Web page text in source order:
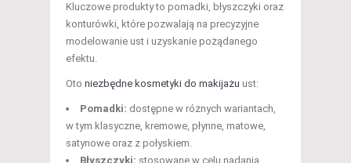
Kluczowe produkty to pomadki, błyszczyki oraz
konturówki, które pozwalają na precyzyjne
modelowanie ust i uzyskanie pożądanego
efektu.
Oto niezbędne kosmetyki do makijażu ust:
Pomadki: dostępne w różnych wariantach,
w tym klasyczne, kremowe, płynne, matowe,
satynowe oraz z połyskiem.
Błyszczyki: stosowane w celu nadania